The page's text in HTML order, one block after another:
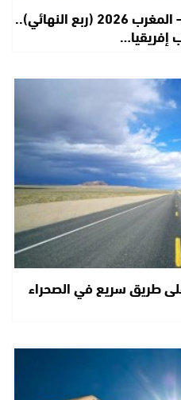
كأس أمم إفريقيا للسيدات – المغرب 2026 (ربع النهائي)..
طريق سريع في الصحراء